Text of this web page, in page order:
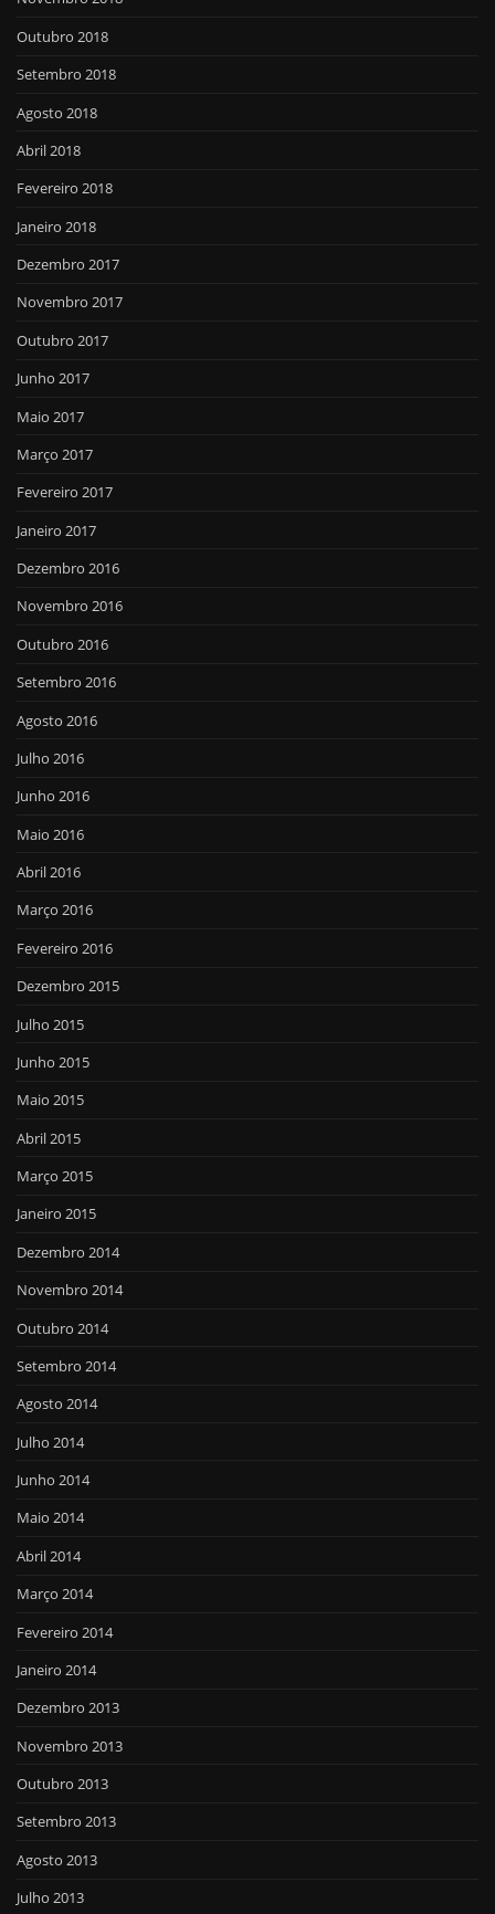
Outubro 2018
Setembro 2018
Agosto 2018
Abril 2018
Fevereiro 2018
Janeiro 2018
Dezembro 2017
Novembro 2017
Outubro 2017
Junho 2017
Maio 2017
Março 2017
Fevereiro 2017
Janeiro 2017
Dezembro 2016
Novembro 2016
Outubro 2016
Setembro 2016
Agosto 2016
Julho 2016
Junho 2016
Maio 2016
Abril 2016
Março 2016
Fevereiro 2016
Dezembro 2015
Julho 2015
Junho 2015
Maio 2015
Abril 2015
Março 2015
Janeiro 2015
Dezembro 2014
Novembro 2014
Outubro 2014
Setembro 2014
Agosto 2014
Julho 2014
Junho 2014
Maio 2014
Abril 2014
Março 2014
Fevereiro 2014
Janeiro 2014
Dezembro 2013
Novembro 2013
Outubro 2013
Setembro 2013
Agosto 2013
Julho 2013